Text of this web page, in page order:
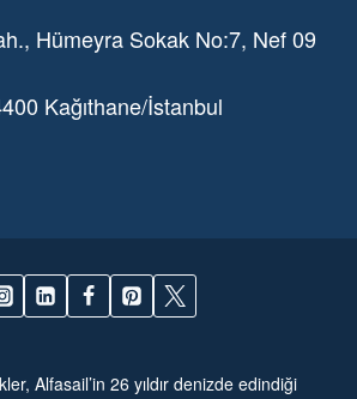
Hümeyra Sokak No:7, Nef 09
Kağıthane/İstanbul
Alfasail’in 26 yıldır denizde edindiği